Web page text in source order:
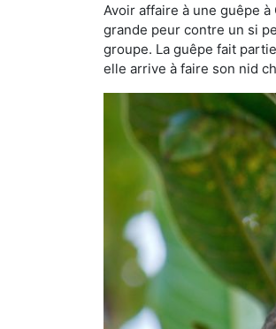
Avoir affaire à une guêpe
grande peur contre un si
groupe. La guêpe fait
elle arrive à faire son nid